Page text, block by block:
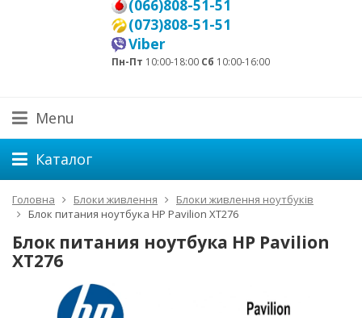
(066)808-51-51
(073)808-51-51
Viber
Пн-Пт 10:00-18:00 Сб 10:00-16:00
Menu
Каталог
Головна Блоки живлення
Блоки живлення ноутбуків
Блок питания ноутбука HP Pavilion XT276
Блок питания ноутбука HP Pavilion
XT276